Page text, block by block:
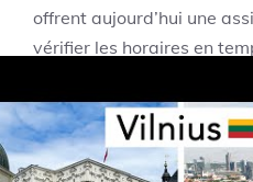
offrent aujourd’hui une
vérifier les horaires en
Vilnius devient fluide,
permettant ainsi de
découverte de ses